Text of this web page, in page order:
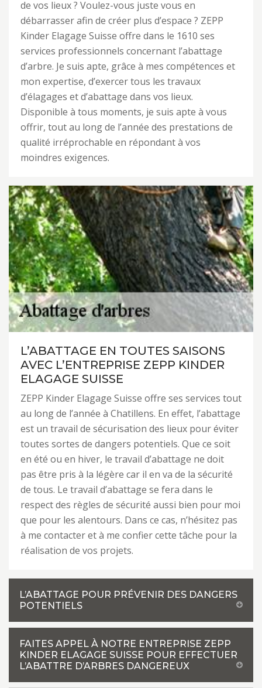
de vos lieux ? Voulez-vous juste vous en
débarrasser afin de créer plus d’espace ? ZEPP
Kinder Elagage Suisse offre dans le 1610 ses
services professionnels concernant l’abattage
d’arbre. Je suis apte, grâce à mes compétences et
mon expertise, d’exercer tous les travaux
d’élagages et d’abattage dans vos lieux.
Disponible à tous moments, je suis apte à vous
offrir, tout au long de l’année des prestations de
qualité irréprochable en répondant à vos
moindres exigences.
L’ABATTAGE EN TOUTES SAISONS
AVEC L’ENTREPRISE ZEPP KINDER
ELAGAGE SUISSE
ZEPP Kinder Elagage Suisse offre ses services tout
au long de l’année à Chatillens. En effet, l’abattage
est un travail de sécurisation des lieux pour éviter
toutes sortes de dangers potentiels. Que ce soit
en été ou en hiver, le travail d’abattage ne doit
pas être pris à la légère car il en va de la sécurité
de tous. Le travail d’abattage se fera dans le
respect des règles de sécurité aussi bien pour moi
que pour les alentours. Dans ce cas, n’hésitez pas
à me contacter et à me confier cette tâche pour la
réalisation de vos projets.
L’ABATTAGE POUR PRÉVENIR DES DANGERS
POTENTIELS
FAITES APPEL À NOTRE ENTREPRISE ZEPP
KINDER ELAGAGE SUISSE POUR EFFECTUER
L’ABATTRE D’ARBRES DANGEREUX